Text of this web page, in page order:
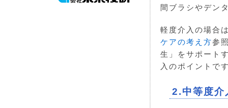
間ブラシやデン
軽度介入の場合
ケアの考え方参
生」をサポート
入のポイントで
2.中等度介